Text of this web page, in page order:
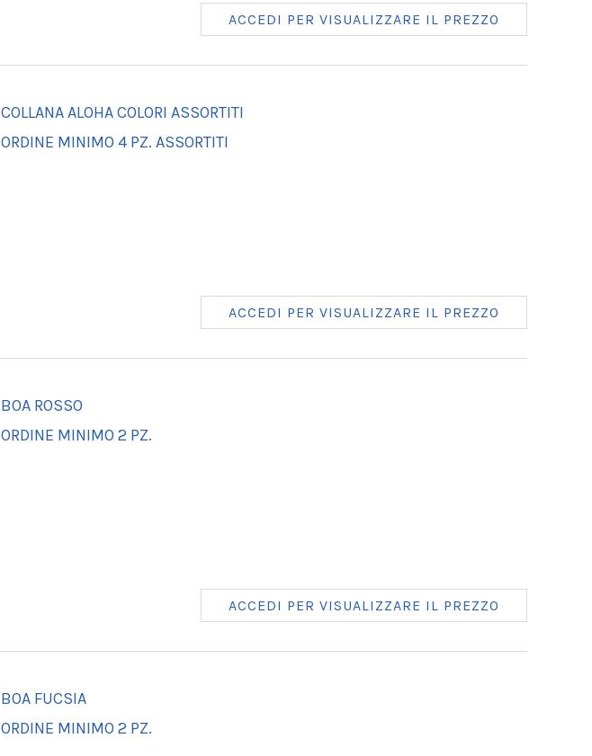
ACCEDI PER VISUALIZZARE IL PREZZO
COLLANA ALOHA COLORI ASSORTITI
ORDINE MINIMO 4 PZ. ASSORTITI
ACCEDI PER VISUALIZZARE IL PREZZO
BOA ROSSO
ORDINE MINIMO 2 PZ.
ACCEDI PER VISUALIZZARE IL PREZZO
BOA FUCSIA
ORDINE MINIMO 2 PZ.